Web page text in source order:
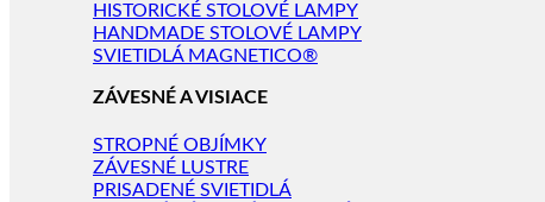
HISTORICKÉ STOLOVÉ LAMPY
HANDMADE STOLOVÉ LAMPY
SVIETIDLÁ MAGNETICO®
ZÁVESNÉ A VISIACE
STROPNÉ OBJÍMKY
ZÁVESNÉ LUSTRE
PRISADENÉ SVIETIDLÁ